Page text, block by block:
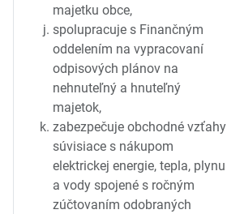
majetku obce,
spolupracuje s Finančným
oddelením na vypracovaní
odpisových plánov na
nehnuteľný a hnuteľný
majetok,
zabezpečuje obchodné vzťahy
súvisiace s nákupom
elektrickej energie, tepla, plynu
a vody spojené s ročným
zúčtovaním odobraných